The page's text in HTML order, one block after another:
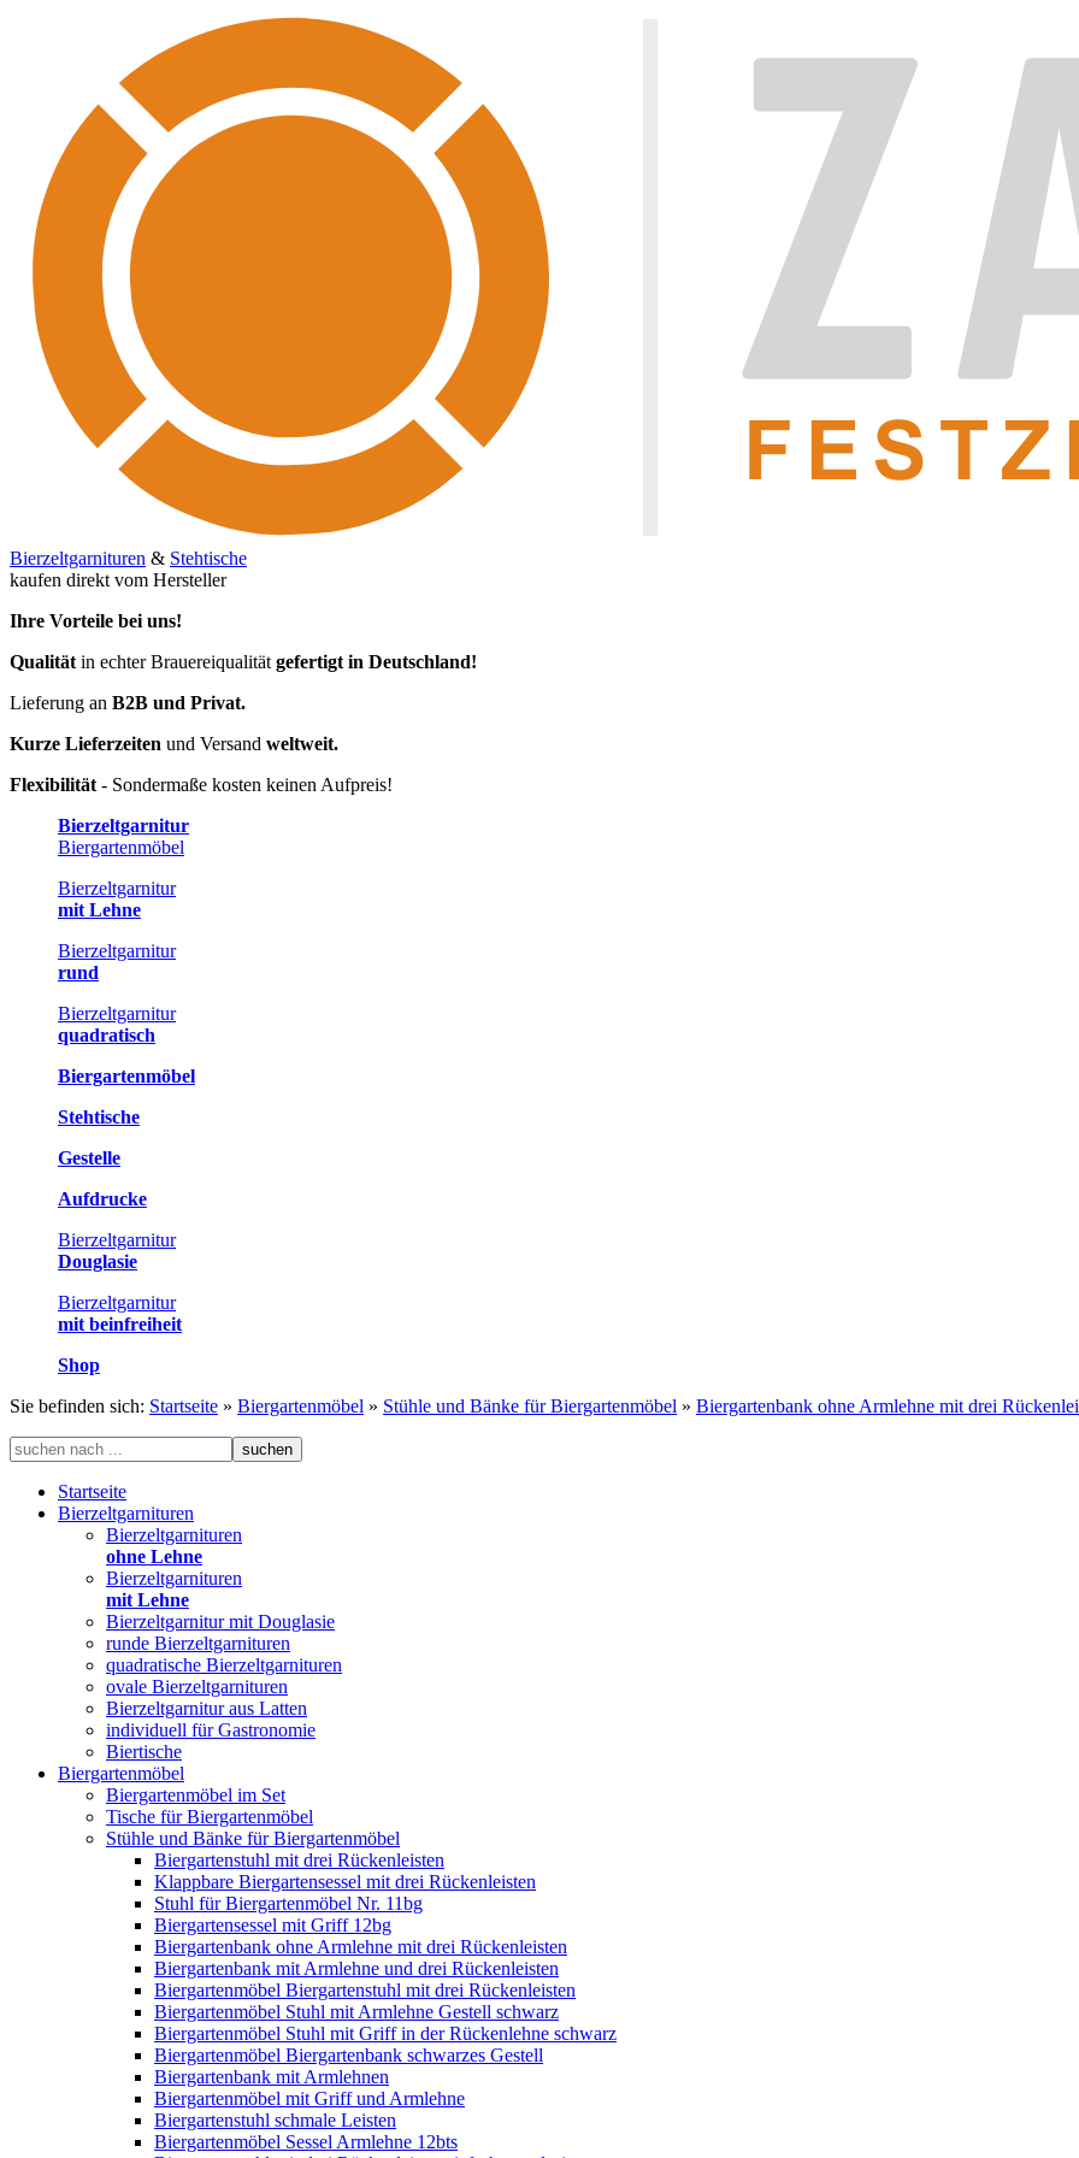
Bierzeltgarnituren & Stehtische
kaufen direkt vom Hersteller
Ihre Vorteile bei uns!
Qualität in echter Brauereiqualität gefertigt in Deutschland!
Lieferung an B2B und Privat.
Kurze Lieferzeiten und Versand weltweit.
Flexibilität - Sondermaße kosten keinen Aufpreis!
Bierzeltgarnitur
Biergartenmöbel
Bierzeltgarnitur
mit Lehne
Bierzeltgarnitur
rund
Bierzeltgarnitur
quadratisch
Biergartenmöbel
Stehtische
Gestelle
Aufdrucke
Bierzeltgarnitur
Douglasie
Bierzeltgarnitur
mit beinfreiheit
Shop
Sie befinden sich: Startseite » Biergartenmöbel » Stühle und Bänke für Biergartenmöbel » Biergartenbank ohne Armlehne mit drei
Startseite
Bierzeltgarnituren
Bierzeltgarnituren
ohne Lehne
Bierzeltgarnituren
mit Lehne
Bierzeltgarnitur mit Douglasie
runde Bierzeltgarnituren
quadratische Bierzeltgarnituren
ovale Bierzeltgarnituren
Bierzeltgarnitur aus Latten
individuell für Gastronomie
Biertische
Biergartenmöbel
Biergartenmöbel im Set
Tische für Biergartenmöbel
Stühle und Bänke für Biergartenmöbel
Biergartenstuhl mit drei Rückenleisten
Klappbare Biergartensessel mit drei Rückenleisten
Stuhl für Biergartenmöbel Nr. 11bg
Biergartensessel mit Griff 12bg
Biergartenbank ohne Armlehne mit drei Rückenleisten
Biergartenbank mit Armlehne und drei Rückenleisten
Biergartenmöbel Biergartenstuhl mit drei Rückenleisten
Biergartenmöbel Stuhl mit Armlehne Gestell schwarz
Biergartenmöbel Stuhl mit Griff in der Rückenlehne schwarz
Biergartenmöbel Biergartenbank schwarzes Gestell
Biergartenbank mit Armlehnen
Biergartenmöbel mit Griff und Armlehne
Biergartenstuhl schmale Leisten
Biergartenmöbel Sessel Armlehne 12bts